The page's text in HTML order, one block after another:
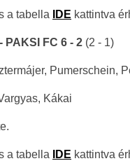
a tabella IDE kattintva
PAKSI FC 6 - 2 (2 - 1)
Pumerschein,
Kákai
a tabella IDE kattintva